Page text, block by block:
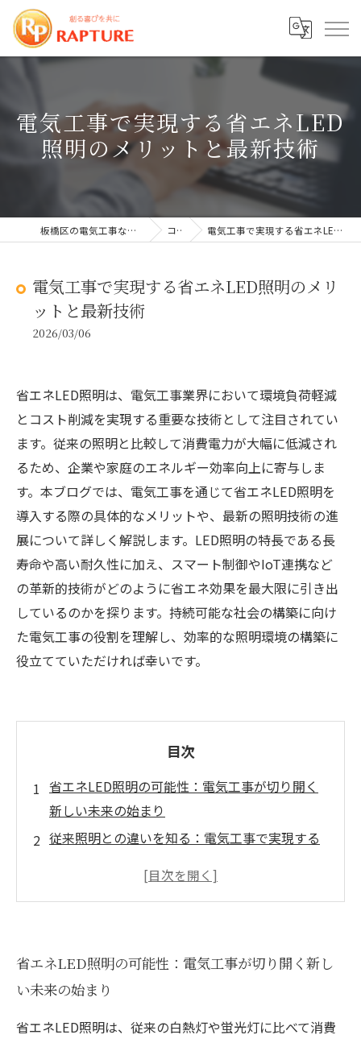
電気工事で実現する省エネLED
照明のメリットと最新技術
板橋区の電気工事なら株式会社ラプチャー コラム 電気工事で実現する省エネLED照明のメリットと最新技術
電気工事で実現する省エネLED照明のメリ
ットと最新技術
2026/03/06
省エネLED照明は、電気工事業界において環境負荷軽減
とコスト削減を実現する重要な技術として注目されてい
ます。従来の照明と比較して消費電力が大幅に低減され
るため、企業や家庭のエネルギー効率向上に寄与しま
す。本ブログでは、電気工事を通じて省エネLED照明を
導入する際の具体的なメリットや、最新の照明技術の進
展について詳しく解説します。LED照明の特長である長
寿命や高い耐久性に加え、スマート制御やIoT連携など
の革新的技術がどのように省エネ効果を最大限に引き出
しているのかを探ります。持続可能な社会の構築に向け
た電気工事の役割を理解し、効率的な照明環境の構築に
役立てていただければ幸いです。
目次
省エネLED照明の可能性：電気工事が切り開く
新しい未来の始まり
従来照明との違いを知る：電気工事で実現する
最新技術の導入で変わる電気工事現場：スマー
LED照明がもたらすメリットの核心
持続可能な社会への貢献：電気工事が支える効
率的な照明環境の未来展望
省エネLED照明の可能性：電気工事が切り開く新し
い未来の始まり
省エネLED照明は、従来の白熱灯や蛍光灯に比べて消費